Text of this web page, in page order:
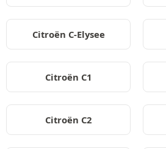
Citroën C-Elysee
Citroën C1
Citroën C2